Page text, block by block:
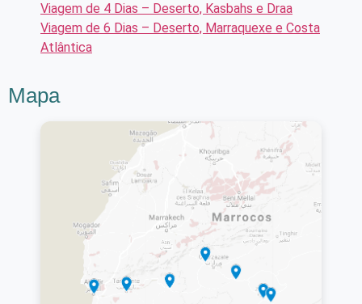
Viagem de 4 Dias – Deserto, Kasbahs e Draa
Viagem de 6 Dias – Deserto, Marraquexe e Costa
Atlântica
Mapa